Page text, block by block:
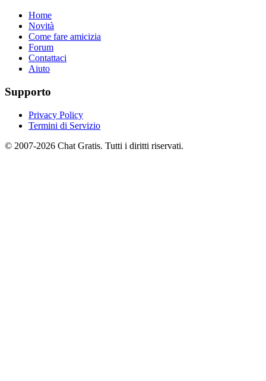
Home
Novità
Come fare amicizia
Forum
Contattaci
Aiuto
Supporto
Privacy Policy
Termini di Servizio
© 2007-2026 Chat Gratis. Tutti i diritti riservati.